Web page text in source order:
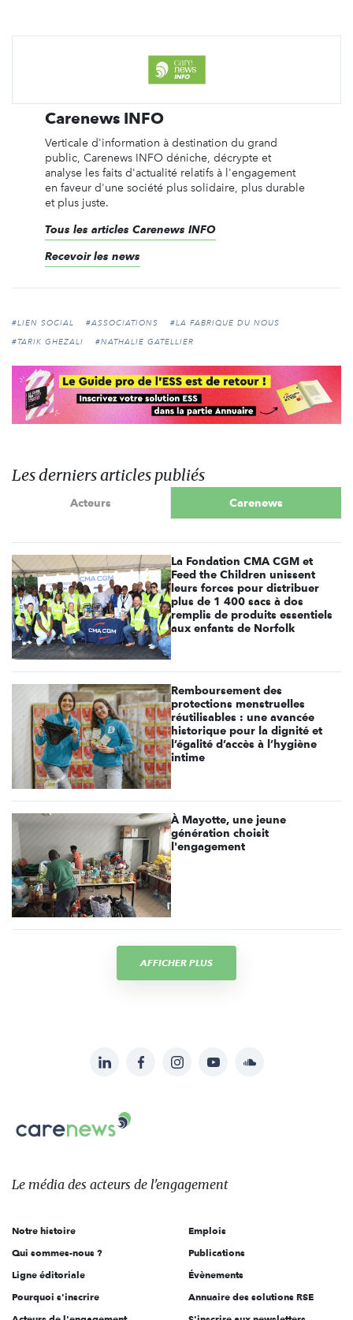
Carenews INFO
Verticale d'information à destination du grand
public, Carenews INFO déniche, décrypte et
analyse les faits d'actualité relatifs à l'engagement
en faveur d'une société plus solidaire, plus durable
et plus juste.
Tous les articles Carenews INFO
Recevoir les news
#LIEN SOCIAL #ASSOCIATIONS
#LA FABRIQUE DU NOUS
#TARIK GHEZALI
#NATHALIE GATELLIER
Les derniers articles publiés
Acteurs Carenews
La Fondation CMA CGM et
Feed the Children unissent
leurs forces pour distribuer
plus de 1 400 sacs à dos
remplis de produits essentiels
aux enfants de Norfolk
Remboursement des
protections menstruelles
réutilisables : une avancée
historique pour la dignité et
l’égalité d’accès à l’hygiène
intime
À Mayotte, une jeune
génération choisit
l'engagement
AFFICHER PLUS
sur:
LinkedInFacebookInstagramYouTubeSoundcloud
Carenews,
Le
des
l'engagement
Le média des acteurs de l'engagement
Notre histoire
Qui sommes-nous ?
Ligne éditoriale
Pourquoi s'inscrire
Emplois
Publications
Évènements
Annuaire des solutions RSE